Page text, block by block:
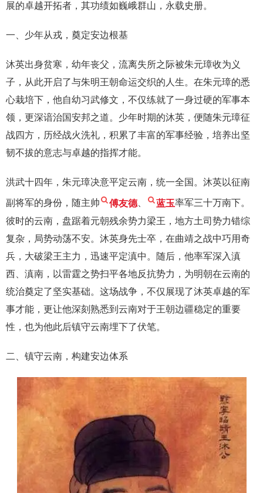
展的卓越开拓者，其功绩如巍峨群山，永载史册。
一、少年从戎，奠定安边根基
沐英出身贫寒，幼年丧父，流离失所之际被朱元璋收为义
子，从此开启了与朱明王朝命运交织的人生。在朱元璋的悉
心栽培下，他自幼习武修文，不仅练就了一身过硬的军事本
领，更深谙治国安邦之道。少年时期的沐英，便随朱元璋征
战四方，历经战火洗礼，积累了丰富的军事经验，培养出坚
韧不拔的意志与卓越的指挥才能。
洪武十四年，朱元璋决意平定云南，统一全国。沐英以征南
副将军的身份，随主帅 傅友德、 蓝玉率军三十万南下。
彼时的云南，盘踞着元朝残余势力梁王，地方土司势力错综
复杂，局势动荡不安。沐英身先士卒，在曲靖之战中巧用奇
兵，大破梁王主力，迅速平定滇中。随后，他率军深入滇
西、滇南，以雷霆之势扫平各地反抗势力，为明朝在云南的
统治奠定了坚实基础。这场战争，不仅展现了沐英卓越的军
事才能，更让他深刻熟悉到云南对于王朝边疆稳定的重要
性，也为他此后镇守云南埋下了伏笔。
二、镇守云南，构建安边体系